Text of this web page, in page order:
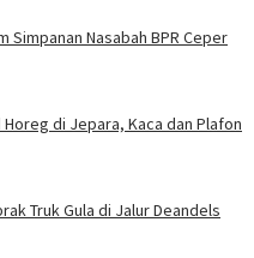
Simpanan Nasabah BPR Ceper
di Jepara, Kaca dan Plafon
Truk Gula di Jalur Deandels